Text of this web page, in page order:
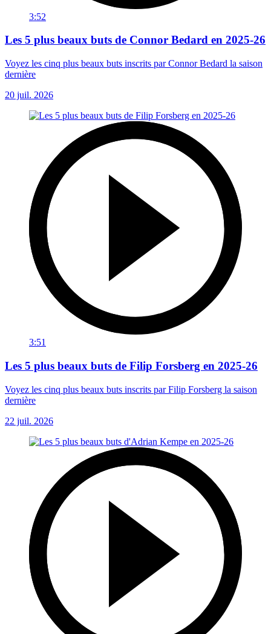
3:52
Les 5 plus beaux buts de Connor Bedard en 2025-26
Voyez les cinq plus beaux buts inscrits par Connor Bedard la saison
dernière
20 juil. 2026
3:51
Les 5 plus beaux buts de Filip Forsberg en 2025-26
Voyez les cinq plus beaux buts inscrits par Filip Forsberg la saison
dernière
22 juil. 2026